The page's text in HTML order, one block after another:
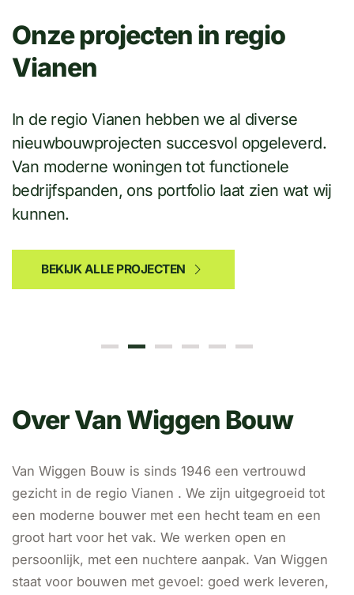
Onze projecten in regio
Vianen
In de regio Vianen hebben we al diverse
nieuwbouwprojecten succesvol opgeleverd.
Van moderne woningen tot functionele
bedrijfspanden, ons portfolio laat zien wat wij
kunnen.
BEKIJK ALLE PROJECTEN
Verbouwing restaurant
De Vrijstad Vianen
BEKIJKEN
Over Van Wiggen Bouw
Van Wiggen Bouw is sinds 1946 een vertrouwd
gezicht in de regio Vianen . We zijn uitgegroeid tot
een moderne bouwer met een hecht team en een
groot hart voor het vak. We werken open en
persoonlijk, met een nuchtere aanpak. Van Wiggen
staat voor bouwen met gevoel: goed werk leveren,